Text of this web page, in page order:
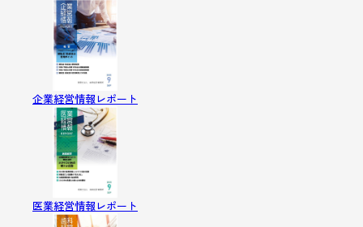
企業経営情報レポート
医業経営情報レポート